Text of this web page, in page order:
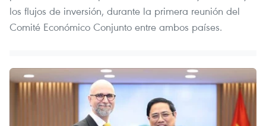
los flujos de inversión, durante la primera reunión del
Comité Económico Conjunto entre ambos países.